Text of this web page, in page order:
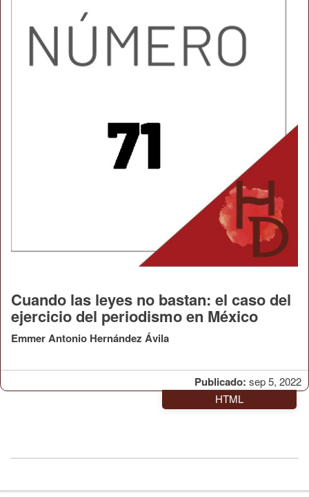
Publicado: sep 5, 2022
Cuando las leyes no bastan: el caso del
ejercicio del periodismo en México
Emmer Antonio Hernández Ávila
HTML